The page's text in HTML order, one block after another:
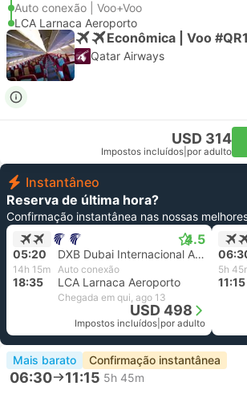
Auto conexão | Voo+Voo
LCA Larnaca Aeroporto
Econômica | Voo
Qatar Airways
USD 314
Impostos incluídos por adulto
Instantâneo
Reserva de última hora?
Confirmação instantânea nas nossas
4.5
05:20 DXB Dubai Internacional Aeroporto
14h 15m Auto conexão
18:35 LCA Larnaca Aeroporto
Chegada em qui, ago 13
USD 498
Impostos incluídos por adulto
5h
11:15
Mais barato Confirmação instantânea
06:30 11:15 5h 45m